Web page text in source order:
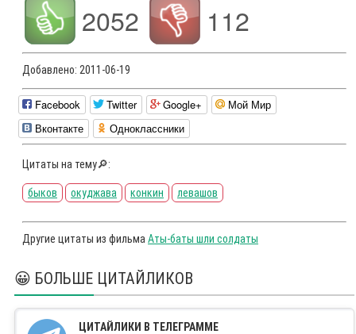
2052 112
Добавлено: 2011-06-19
Facebook Twitter Google+
Мой Мир
Вконтакте
Одноклассники
Цитаты на тему🔎:
быков окуджава конкин левашов
Другие цитаты из фильма Аты-баты шли солдаты
😀 БОЛЬШЕ ЦИТАЙЛИКОВ
ЦИТАЙЛИКИ В ТЕЛЕГРАММЕ